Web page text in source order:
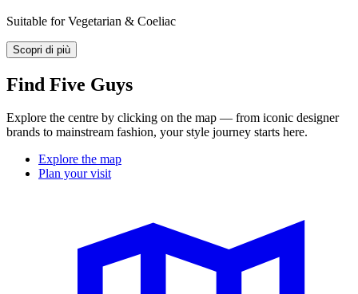
Suitable for Vegetarian & Coeliac
Scopri di più
Find Five Guys
Explore the centre by clicking on the map — from iconic designer
brands to mainstream fashion, your style journey starts here.
Explore the map
Plan your visit